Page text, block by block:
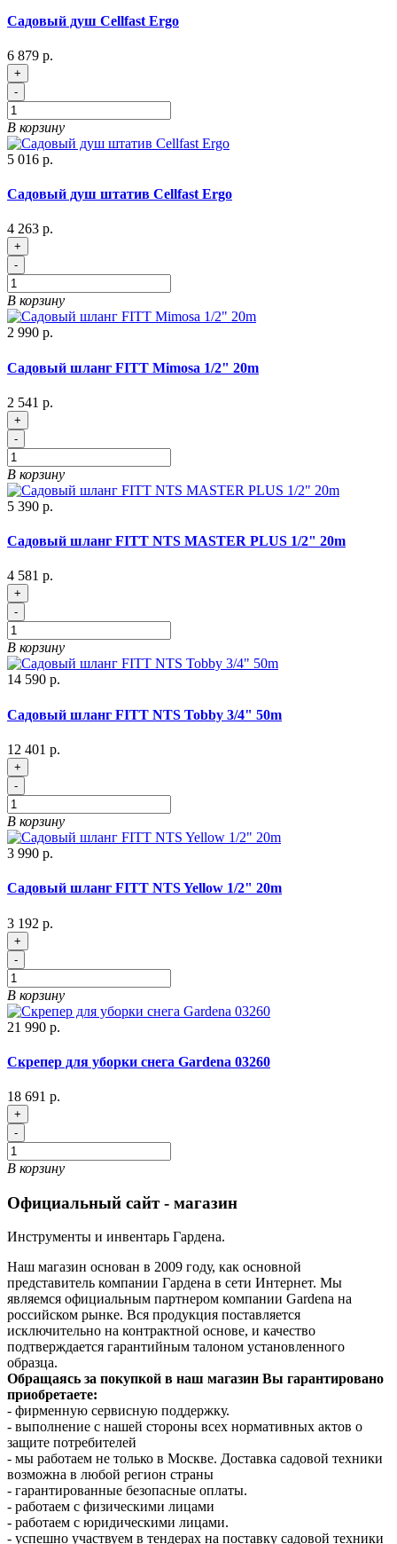
Садовый душ Cellfast Ergo
6 879 р.
+
-
В корзину
5 016 р.
Садовый душ штатив Cellfast Ergo
4 263 р.
+
-
В корзину
2 990 р.
Садовый шланг FITT Mimosa 1/2" 20m
2 541 р.
+
-
В корзину
5 390 р.
Садовый шланг FITT NTS MASTER PLUS 1/2" 20m
4 581 р.
+
-
В корзину
14 590 р.
Садовый шланг FITT NTS Tobby 3/4" 50m
12 401 р.
+
-
В корзину
3 990 р.
Садовый шланг FITT NTS Yellow 1/2" 20m
3 192 р.
+
-
В корзину
21 990 р.
Скрепер для уборки снега Gardena 03260
18 691 р.
+
-
В корзину
Официальный сайт - магазин
Инструменты и инвентарь Гардена.
Наш магазин основан в 2009 году, как основной
представитель компании Гардена в сети Интернет. Мы
являемся официальным партнером компании Gardena на
российском рынке. Вся продукция поставляется
исключительно на контрактной основе, и качество
подтверждается гарантийным талоном установленного
образца.
Обращаясь за покупкой в наш магазин Вы гарантировано
приобретаете:
- фирменную сервисную поддержку.
- выполнение с нашей стороны всех нормативных актов о
защите потребителей
- мы работаем не только в Москве. Доставка садовой техники
возможна в любой регион страны
- гарантированные безопасные оплаты.
- работаем с физическими лицами
- работаем с юридическими лицами.
- успешно участвуем в тендерах на поставку садовой техники